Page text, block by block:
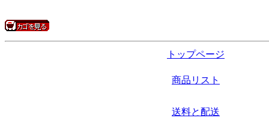
トップページ
商品リスト
送料と配送